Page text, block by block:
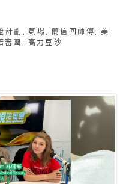
計劃 ,氣場 ,簡信回師傅
美
審團 高力豆沙